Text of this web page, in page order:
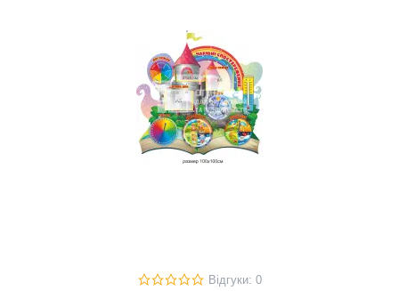
Відгуки: 0